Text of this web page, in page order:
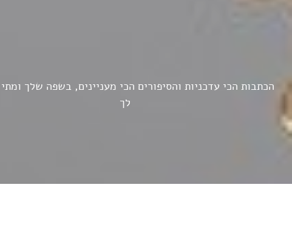
הכתבות הכי עדכניות והסיפורים הכי מעניינים, בשפה שלך
לך